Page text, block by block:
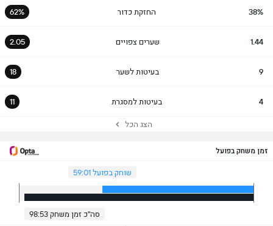
38% החזקת כדור 62%
1.44 שערים צפויים 2.05
9 בעיטות לשער 18
4 בעיטות למסגרת 11
הצג הכל
זמן משחק בפועל
שוחק בפועל 59:01
סה"כ זמן משחק 98:53